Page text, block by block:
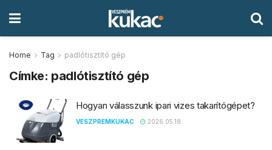
Home Tag padlótisztító gép
Címke: padlótisztító gép
Hogyan válasszunk ipari vizes takarítógépet?
VESZPREMKUKAC 2026.05.18.